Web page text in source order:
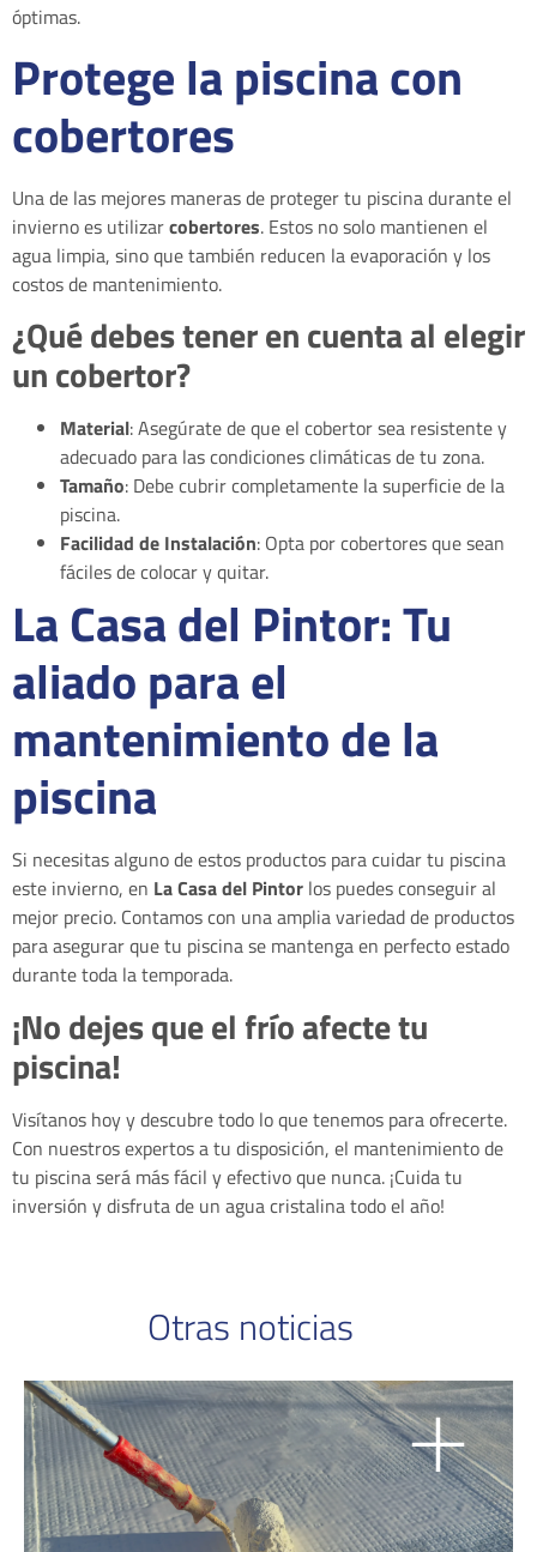
óptimas.
Protege la piscina con
cobertores
Una de las mejores maneras de proteger tu piscina durante el
invierno es utilizarcobertores. Estos no solo mantienen el
agua limpia, sino que también reducen la evaporación y los
costos de mantenimiento.
¿Qué debes tener en cuenta al elegir
un cobertor?
Material: Asegúrate de que el cobertor sea resistente y
adecuado para las condiciones climáticas de tu zona.
Tamaño: Debe cubrir completamente la superficie de la
piscina.
Facilidad de Instalación: Opta por cobertores que sean
fáciles de colocar y quitar.
La Casa del Pintor: Tu
aliado para el
mantenimiento de la
piscina
Si necesitas alguno de estos productos para cuidar tu piscina
este invierno, en La Casa del Pintor los puedes conseguir al
mejor precio. Contamos con una amplia variedad de productos
para asegurar que tu piscina se mantenga en perfecto estado
durante toda la temporada.
¡No dejes que el frío afecte tu
piscina!
Visítanos hoy y descubre todo lo que tenemos para ofrecerte.
Con nuestros expertos a tu disposición, el mantenimiento de
tu piscina será más fácil y efectivo que nunca. ¡Cuida tu
inversión y disfruta de un agua cristalina todo el año!
Otras noticias